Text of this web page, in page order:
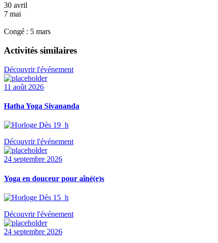
30 avril
7 mai
Congé : 5 mars
Activités similaires
Découvrir l'événement
11 août 2026
Hatha Yoga Sivananda
Dès 19 h
Découvrir l'événement
24 septembre 2026
Yoga en douceur pour aîné(e)s
Dès 15 h
Découvrir l'événement
24 septembre 2026